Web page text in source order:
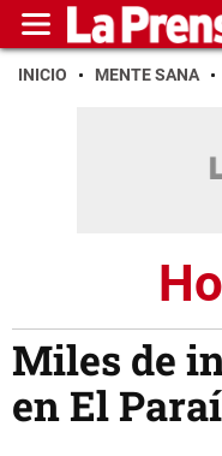
INICIO MENTE SANA
Miles de
en El